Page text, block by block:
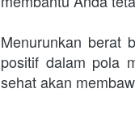
Menurunkan berat
positif dalam pola
sehat akan